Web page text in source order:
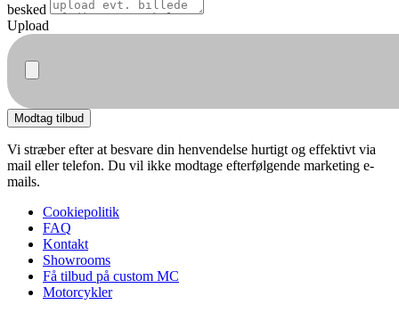
besked
Upload
Modtag tilbud
Vi stræber efter at besvare din henvendelse hurtigt og effektivt via
mail eller telefon. Du vil ikke modtage efterfølgende marketing e-
mails.
Cookiepolitik
FAQ
Kontakt
Showrooms
Få tilbud på custom MC
Motorcykler